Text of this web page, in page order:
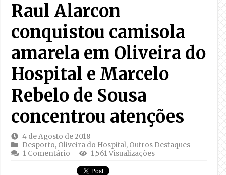
Raul Alarcon
conquistou camisola
amarela em Oliveira do
Hospital e Marcelo
Rebelo de Sousa
concentrou atenções
4 de Agosto de 2018
Desporto, Oliveira do Hospital, Outros Destaques
1 Comentário
1,561 Visualizações